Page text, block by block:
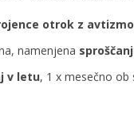
otrok z
namenjena
v letu, 1 x mesečno ob